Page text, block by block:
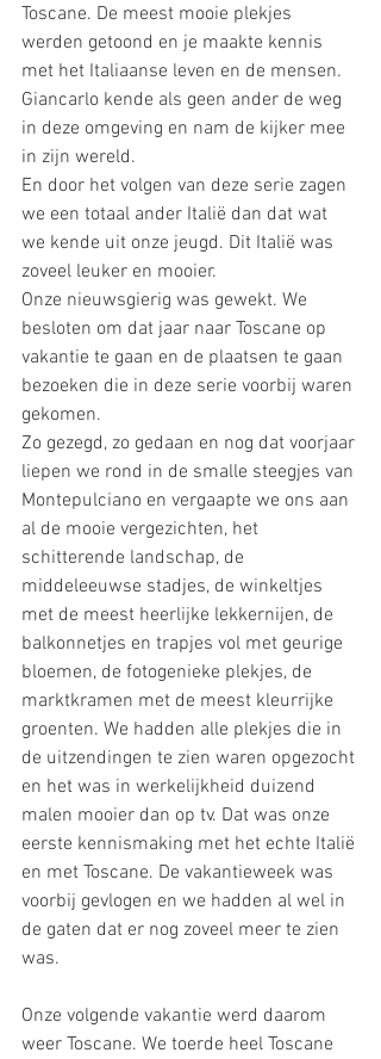
Toscane. De meest mooie plekjes
werden getoond en je maakte kennis
met het Italiaanse leven en de mensen.
Giancarlo kende als geen ander de weg
in deze omgeving en nam de kijker mee
in zijn wereld.
En door het volgen van deze serie zagen
we een totaal ander Italië dan dat wat
we kende uit onze jeugd. Dit Italië was
zoveel leuker en mooier.
Onze nieuwsgierig was gewekt. We
besloten om dat jaar naar Toscane op
vakantie te gaan en de plaatsen te gaan
bezoeken die in deze serie voorbij waren
gekomen.
Zo gezegd, zo gedaan en nog dat voorjaar
liepen we rond in de smalle steegjes van
Montepulciano en vergaapte we ons aan
al de mooie vergezichten, het
schitterende landschap, de
middeleeuwse stadjes, de winkeltjes
met de meest heerlijke lekkernijen, de
balkonnetjes en trapjes vol met geurige
bloemen, de fotogenieke plekjes, de
marktkramen met de meest kleurrijke
groenten. We hadden alle plekjes die in
de uitzendingen te zien waren opgezocht
en het was in werkelijkheid duizend
malen mooier dan op tv. Dat was onze
eerste kennismaking met het echte Italië
en met Toscane. De vakantieweek was
voorbij gevlogen en we hadden al wel in
de gaten dat er nog zoveel meer te zien
was.
Onze volgende vakantie werd daarom
weer Toscane. We toerde heel Toscane